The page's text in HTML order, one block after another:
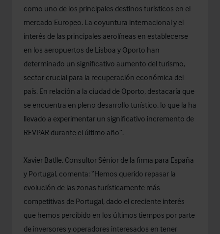
como uno de los principales destinos turísticos en el
mercado Europeo. La coyuntura internacional y el
interés de las principales aerolíneas en establecerse
en los aeropuertos de Lisboa y Oporto han
determinado un significativo aumento del turismo,
sector crucial para la recuperación económica del
país. En relación a la ciudad de Oporto, destacaría que
se encuentra en pleno desarrollo turístico, lo que la ha
llevado a experimentar un significativo incremento de
REVPAR durante el último año”.
Xavier Batlle, Consultor Sénior de la firma para España
y Portugal, comenta: “Hemos querido repasar la
evolución de las zonas turísticamente más
competitivas de Portugal, dado el creciente interés
que hemos percibido en los últimos tiempos por parte
de inversores y operadores interesados en tener